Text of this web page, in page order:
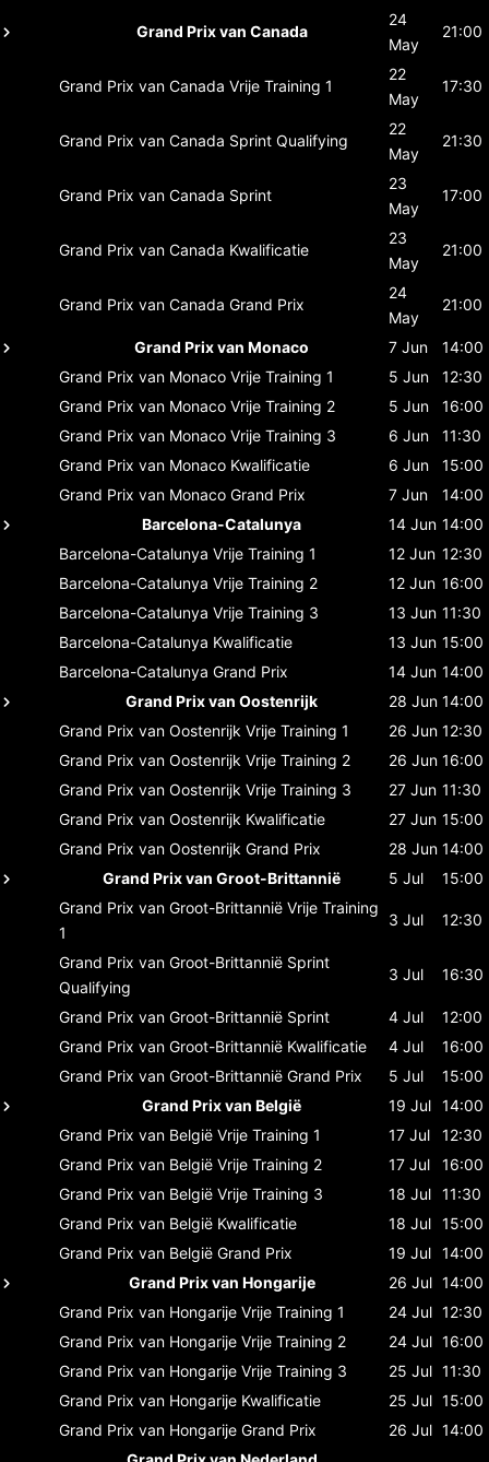
Grand Prix van Canada
24
May
21:00
Grand Prix van Canada Vrije Training 1
22
May
17:30
Grand Prix van Canada Sprint Qualifying
22
May
21:30
Grand Prix van Canada Sprint
23
May
17:00
Grand Prix van Canada Kwalificatie
23
May
21:00
Grand Prix van Canada Grand Prix
24
May
21:00
Grand Prix van Monaco 7 Jun
14:00
Grand Prix van Monaco Vrije Training 1 5 Jun
12:30
Grand Prix van Monaco Vrije Training 2 5 Jun
16:00
Grand Prix van Monaco Vrije Training 3 6 Jun
11:30
Grand Prix van Monaco Kwalificatie 6 Jun
15:00
Grand Prix van Monaco Grand Prix 7 Jun
14:00
Barcelona-Catalunya
14 Jun 14:00
Barcelona-Catalunya Vrije Training 1 12 Jun 12:30
Barcelona-Catalunya Vrije Training 2 12 Jun 16:00
Barcelona-Catalunya Vrije Training 3 13 Jun 11:30
Barcelona-Catalunya Kwalificatie 13 Jun 15:00
Barcelona-Catalunya Grand Prix 14 Jun 14:00
Grand Prix van Oostenrijk
28 Jun 14:00
Grand Prix van Oostenrijk Vrije Training 1 26 Jun 12:30
Grand Prix van Oostenrijk Vrije Training 2 26 Jun 16:00
Grand Prix van Oostenrijk Vrije Training 3 27 Jun 11:30
Grand Prix van Oostenrijk Kwalificatie 27 Jun 15:00
Grand Prix van Oostenrijk Grand Prix 28 Jun 14:00
Grand Prix van Groot-Brittannië
5 Jul
15:00
Grand Prix van Groot-Brittannië Vrije Training
1
3 Jul 12:30
Grand Prix van Groot-Brittannië Sprint
Qualifying
3 Jul 16:30
Grand Prix van Groot-Brittannië Sprint 4 Jul
12:00
Grand Prix van Groot-Brittannië Kwalificatie 4 Jul
16:00
Grand Prix van Groot-Brittannië Grand Prix 5 Jul
15:00
Grand Prix van België
19 Jul 14:00
Grand Prix van België Vrije Training 1 17 Jul
12:30
Grand Prix van België Vrije Training 2 17 Jul
16:00
Grand Prix van België Vrije Training 3 18 Jul 11:30
Grand Prix van België Kwalificatie 18 Jul 15:00
Grand Prix van België Grand Prix 19 Jul 14:00
Grand Prix van Hongarije
26 Jul 14:00
Grand Prix van Hongarije Vrije Training 1 24 Jul 12:30
Grand Prix van Hongarije Vrije Training 2 24 Jul 16:00
Grand Prix van Hongarije Vrije Training 3 25 Jul 11:30
Grand Prix van Hongarije Kwalificatie 25 Jul 15:00
Grand Prix van Hongarije Grand Prix 26 Jul 14:00